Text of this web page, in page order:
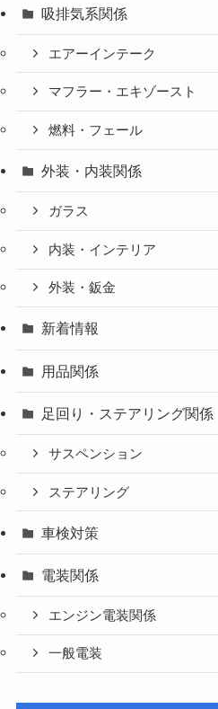
吸排気系関係
エアーインテーク
マフラー・エキゾースト
燃料・フェール
外装・内装関係
ガラス
内装・インテリア
外装・鈑金
新着情報
用品関係
足回り・ステアリング関係
サスペンション
ステアリング
車検対策
電装関係
エンジン電装関係
一般電装